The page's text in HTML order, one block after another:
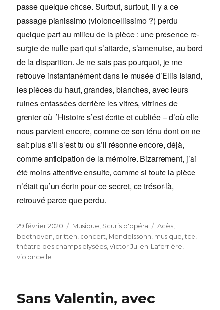
passe quelque chose. Surtout, surtout, il y a ce
passage pianissimo (violoncellissimo ?) perdu
quelque part au milieu de la pièce : une présence re-
surgie de nulle part qui s’attarde, s’amenuise, au bord
de la disparition. Je ne sais pas pourquoi, je me
retrouve instantanément dans le musée d’Ellis Island,
les pièces du haut, grandes, blanches, avec leurs
ruines entassées derrière les vitres, vitrines de
grenier où l’Histoire s’est écrite et oubliée – d’où elle
nous parvient encore, comme ce son ténu dont on ne
sait plus s’il s’est tu ou s’il résonne encore, déjà,
comme anticipation de la mémoire. Bizarrement, j’ai
été moins attentive ensuite, comme si toute la pièce
n’était qu’un écrin pour ce secret, ce trésor-là,
retrouvé parce que perdu.
Publié
le
29 février 2020 Catégories
Musique, Souris d'opéra Étiquettes
Adès,
beethoven, britten, concert, Mendelssohn, musique,tce,
théatre des champs elysées,Victor Julien-Laferrière,
violoncelle
Sans Valentin, avec